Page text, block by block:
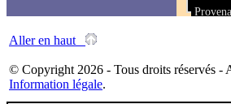
Aller en haut
© Copyright 2026 - Tous droits réservés -
Information légale.